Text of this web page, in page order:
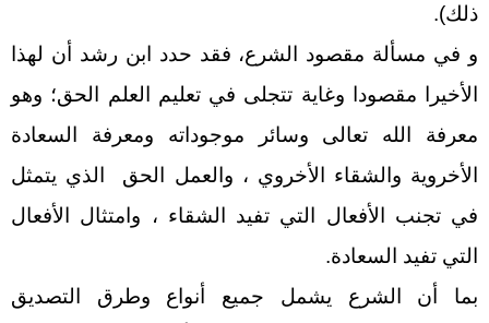
ذلك).
و في مسألة مقصود الشرع، فقد حدد ابن رشد أن لهذا
الأخيرا مقصودا وغاية تتجلى في تعليم العلم الحق؛ وهو
معرفة الله تعالى وسائر موجوداته ومعرفة السعادة
الأخروية والشقاء الأخروي ، والعمل الحق الذي يتمثل
في تجنب الأفعال التي تفيد الشقاء ، وامتثال الأفعال
التي تفيد السعادة.
بما أن الشرع يشمل جميع أنواع وطرق التصديق